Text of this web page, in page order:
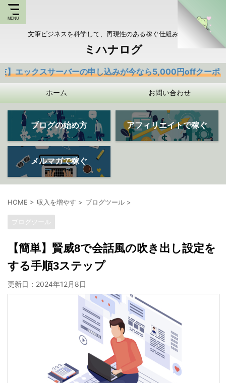
文筆ビジネスを科学して、再現性のある稼ぐ仕組みを持つ
ミハナログ
スサーバーの申し込みが今なら5,000円offクーポンあり
ホーム お問い合わせ
ブログの始め方 アフィリエイトで稼ぐ
メルマガで稼ぐ
HOME > 収入を増やす > ブログツール >
ブログツール
【簡単】賢威8で会話風の吹き出し設定を
する手順3ステップ
更新日： 2024年12月8日